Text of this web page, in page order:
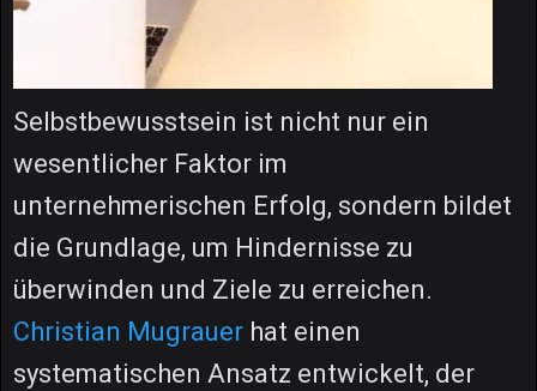
Selbstbewusstsein ist nicht nur ein
wesentlicher Faktor im
unternehmerischen Erfolg, sondern bildet
die Grundlage, um Hindernisse zu
überwinden und Ziele zu erreichen.
Christian Mugrauer hat einen
systematischen Ansatz entwickelt, der